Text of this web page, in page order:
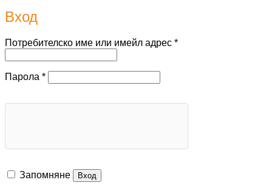
Вход
Потребителско име или имейл адрес *Задължително
Парола *Задължително
Запомняне Вход